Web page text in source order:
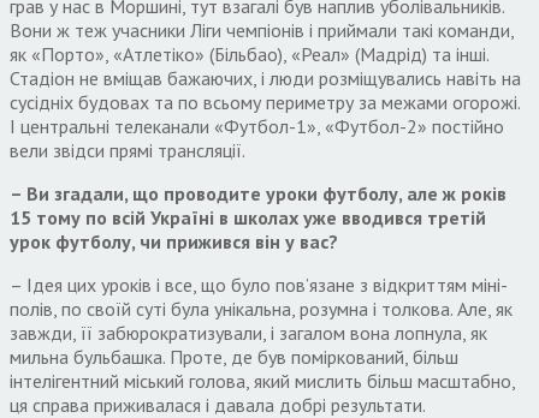
грав у нас в Моршині, тут взагалі був наплив уболівальників.
Вони ж теж учасники Ліги чемпіонів і приймали такі команди,
як «Порто», «Атлетіко» (Більбао), «Реал» (Мадрід) та інші.
Стадіон не вміщав бажаючих, і люди розміщувались навіть на
сусідніх будовах та по всьому периметру за межами огорожі.
І центральні телеканали «Футбол-1», «Футбол-2» постійно
вели звідси прямі трансляції.
– Ви згадали, що проводите уроки футболу, але ж років
15 тому по всій Україні в школах уже вводився третій
урок футболу, чи прижився він у вас?
– Ідея цих уроків і все, що було пов’язане з відкриттям міні-
полів, по своїй суті була унікальна, розумна і толкова. Але, як
завжди, її забюрократизували, і загалом вона лопнула, як
мильна бульбашка. Проте, де був поміркований, більш
інтелігентний міський голова, який мислить більш масштабно,
ця справа приживалася і давала добрі результати.